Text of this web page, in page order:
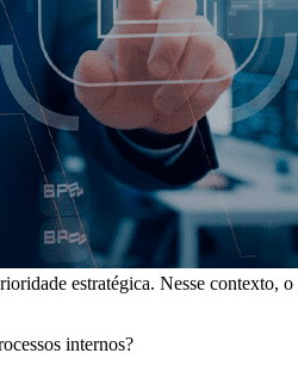
estratégica. Nesse contexto, o
internos?